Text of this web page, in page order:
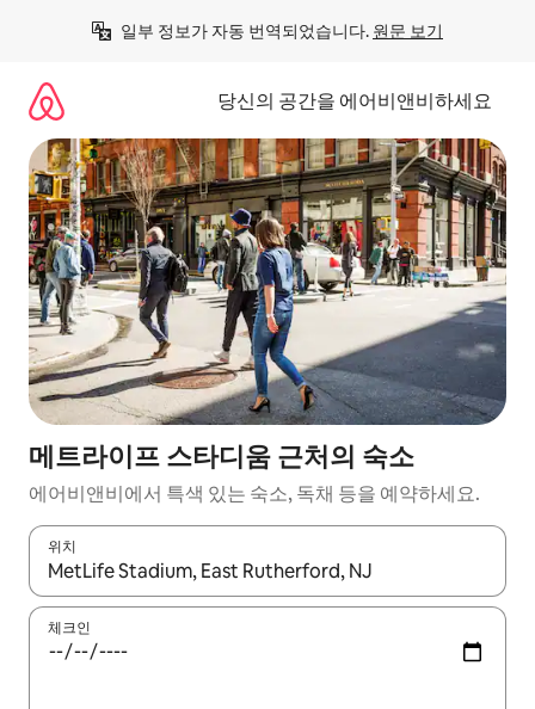
일부 정보가 자동 번역되었습니다. 원문 보기
당신의 공간을 에어비앤비하세요
메트라이프 스타디움 근처의 숙소
에어비앤비에서 특색 있는 숙소, 독채 등을 예약하세요.
위치
결과가 나오면 위·아래 화살표 키를 사용하거나 터치 또는 스와이
체크인